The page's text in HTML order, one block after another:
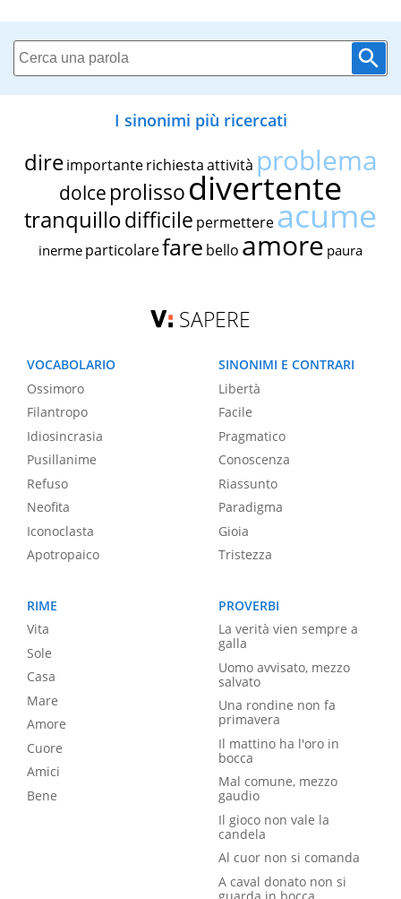
I sinonimi più ricercati
dire importante richiestaattività problema
dolce prolissodivertente
tranquillodifficile permettereacume
inerme particolarefare bello amore paura
SAPERE
VOCABOLARIO
Ossimoro
Filantropo
Idiosincrasia
Pusillanime
Refuso
Neofita
Iconoclasta
Apotropaico
SINONIMI E CONTRARI
Libertà
Facile
Pragmatico
Conoscenza
Riassunto
Paradigma
Gioia
Tristezza
RIME
Vita
Sole
Casa
Mare
Amore
Cuore
Amici
Bene
PROVERBI
La verità vien sempre a
galla
Uomo avvisato, mezzo
salvato
Una rondine non fa
primavera
Il mattino ha l'oro in
bocca
Mal comune, mezzo
gaudio
Il gioco non vale la
candela
Al cuor non si comanda
A caval donato non si